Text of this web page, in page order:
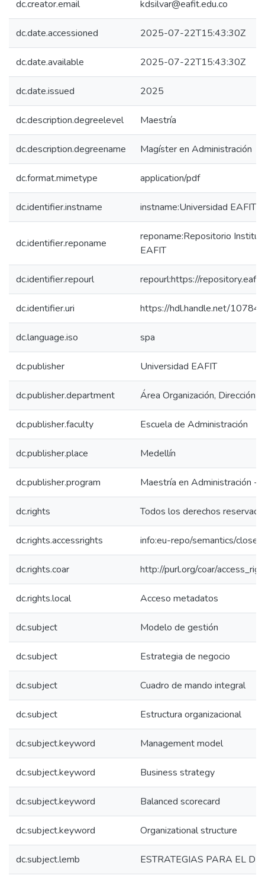
dc.creator.email kdsilvar@eafit.edu.co
dc.date.accessioned 2025-07-22T15:43:30Z
dc.date.available 2025-07-22T15:43:30Z
dc.date.issued 2025
dc.description.degreelevel Maestría
dc.description.degreename Magíster en Administración
dc.format.mimetype application/pdf
dc.identifier.instname instname:Universidad EAFIT
dc.identifier.reponame
reponame:Repositorio
EAFIT
dc.identifier.repourl repourl:https://
dc.identifier.uri https://hdl.handle.net/
dc.language.iso spa
dc.publisher Universidad EAFIT
dc.publisher.department Área Organización, Dirección
dc.publisher.faculty Escuela de Administración
dc.publisher.place Medellín
dc.publisher.program Maestría en Administración -
dc.rights Todos los derechos
dc.rights.accessrights info:eu-repo/semantics/
dc.rights.coar http://purl.org/coar/
dc.rights.local Acceso metadatos
dc.subject Modelo de gestión
dc.subject Estrategia de negocio
dc.subject Cuadro de mando integral
dc.subject Estructura organizacional
dc.subject.keyword Management model
dc.subject.keyword Business strategy
dc.subject.keyword Balanced scorecard
dc.subject.keyword Organizational structure
dc.subject.lemb ESTRATEGIAS PARA EL